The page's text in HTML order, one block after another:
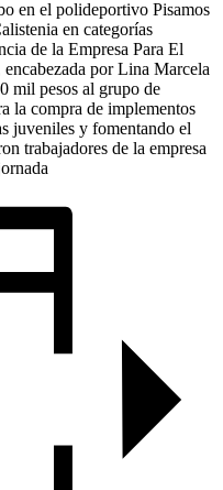
en el polideportivo Pisamos
en categorías
de la Empresa Para El
por Lina Marcela
mil pesos al grupo de
la compra de implementos
juveniles y fomentando el
trabajadores de la empresa